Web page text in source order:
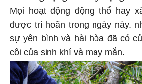
Mọi hoạt động động thổ hay
được trì hoãn trong ngày này,
sự yên bình và hài hòa đã có
cội của sinh khí và may mắn.